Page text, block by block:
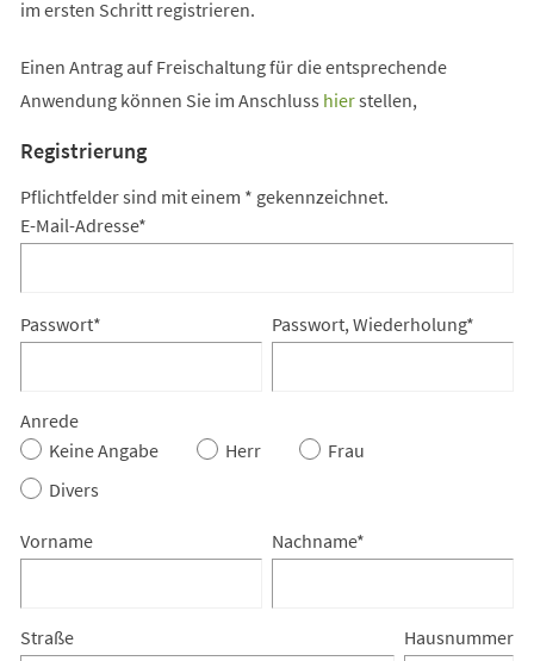
im ersten Schritt registrieren.
Einen Antrag auf Freischaltung für die entsprechende
Anwendung können Sie im Anschluss hierstellen,
Registrierung
Pflichtfelder sind mit einem * gekennzeichnet.
E-Mail-Adresse*
Passwort* Passwort, Wiederholung*
Anrede
Keine Angabe
Herr
Frau
Divers
Vorname Nachname*
Straße Hausnummer